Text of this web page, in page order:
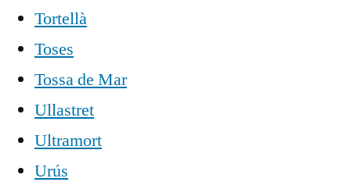
Tortellà
Toses
Tossa de Mar
Ullastret
Ultramort
Urús